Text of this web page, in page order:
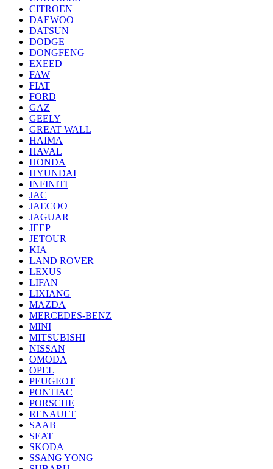
CITROEN
DAEWOO
DATSUN
DODGE
DONGFENG
EXEED
FAW
FIAT
FORD
GAZ
GEELY
GREAT WALL
HAIMA
HAVAL
HONDA
HYUNDAI
INFINITI
JAC
JAECOO
JAGUAR
JEEP
JETOUR
KIA
LAND ROVER
LEXUS
LIFAN
LIXIANG
MAZDA
MERCEDES-BENZ
MINI
MITSUBISHI
NISSAN
OMODA
OPEL
PEUGEOT
PONTIAC
PORSCHE
RENAULT
SAAB
SEAT
SKODA
SSANG YONG